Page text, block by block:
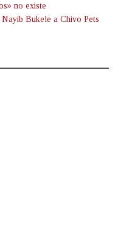
no existe
Bukele a Chivo Pets